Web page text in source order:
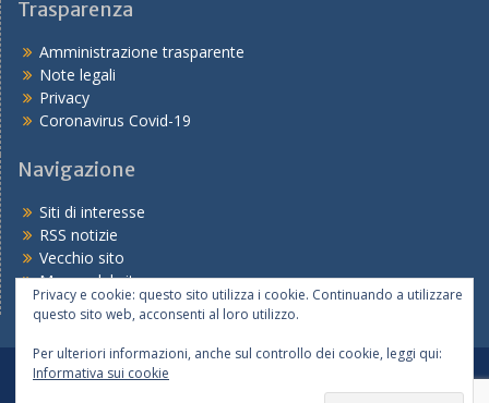
Trasparenza
Amministrazione trasparente
Note legali
Privacy
Coronavirus Covid-19
Navigazione
Siti di interesse
RSS notizie
Vecchio sito
Mappa del sito
Tutte le notizie
Privacy e cookie: questo sito utilizza i cookie. Continuando a utilizzare
questo sito web, acconsenti al loro utilizzo.
Per ulteriori informazioni, anche sul controllo dei cookie, leggi qui:
Informativa sui cookie